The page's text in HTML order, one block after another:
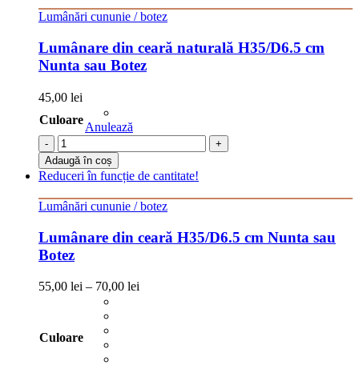
Lumânări cununie / botez
Lumânare din ceară naturală H35/D6.5 cm
Nunta sau Botez
45,00 lei
Culoare
Anulează
-
+
Adaugă în coș
Reduceri în funcție de cantitate!
Lumânări cununie / botez
Lumânare din ceară H35/D6.5 cm Nunta sau
Botez
55,00 lei – 70,00 lei
Culoare